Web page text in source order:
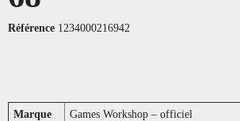
Référence 1234000216942
Marque
Games Workshop – officiel